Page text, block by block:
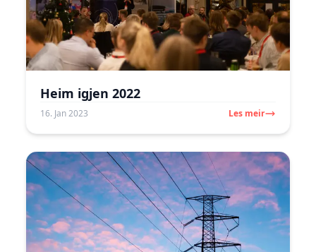
Heim igjen 2022
16. Jan 2023 Les meir